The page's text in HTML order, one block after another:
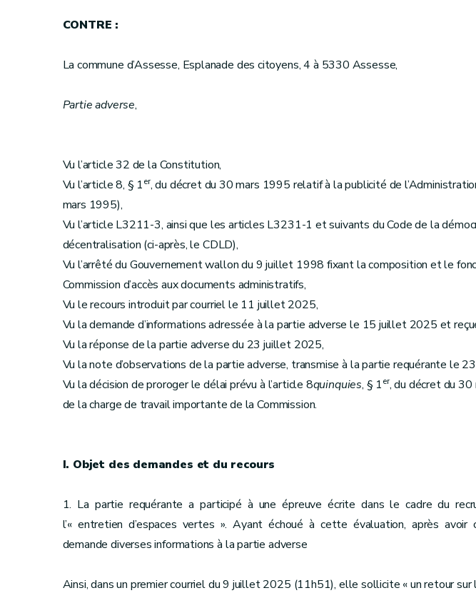
CONTRE :
La commune d’Assesse, Esplanade des citoyens, 4 à 5330 Assesse,
Partie adverse,
Vu l’article 32 de la Constitution,
Vu l’article 8, § 1er, du décret du 30 mars 1995 relatif à la publicité de
mars 1995),
Vu l’article L3211-3, ainsi que les articles L3231-1 et suivants du Code de la
décentralisation (ci-après, le CDLD),
Vu l’arrêté du Gouvernement wallon du 9 juillet 1998 fixant la composition et le
Commission d’accès aux documents administratifs,
Vu le recours introduit par courriel le 11 juillet 2025,
Vu la demande d’informations adressée à la partie adverse le 15 juillet 2025 et
Vu la réponse de la partie adverse du 23 juillet 2025,
Vu la note d’observations de la partie adverse, transmise à la partie requérante le
Vu la décision de proroger le délai prévu à l’article 8quinquies, § 1er, du décret du
de la charge de travail importante de la Commission.
I. Objet des demandes et du recours
1. La partie requérante a participé à une épreuve écrite dans le cadre du
l’« entretien d’espaces vertes ». Ayant échoué à cette évaluation, après
demande diverses informations à la partie adverse
Ainsi, dans un premier courriel du 9 juillet 2025 (11h51), elle sollicite « un retour sur